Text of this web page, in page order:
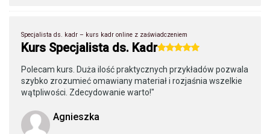
Specjalista ds. kadr – kurs kadr online z zaświadczeniem
Kurs Specjalista ds. Kadr
Polecam kurs. Duża ilość praktycznych przykładów pozwala
szybko zrozumieć omawiany materiał i rozjaśnia wszelkie
wątpliwości. Zdecydowanie warto!"
Agnieszka